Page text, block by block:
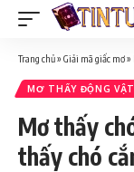
Trang chủ» Giải mã giấc mơ»
MƠ THẤY ĐỘNG VẬT
Mơ thấy
thấy chó